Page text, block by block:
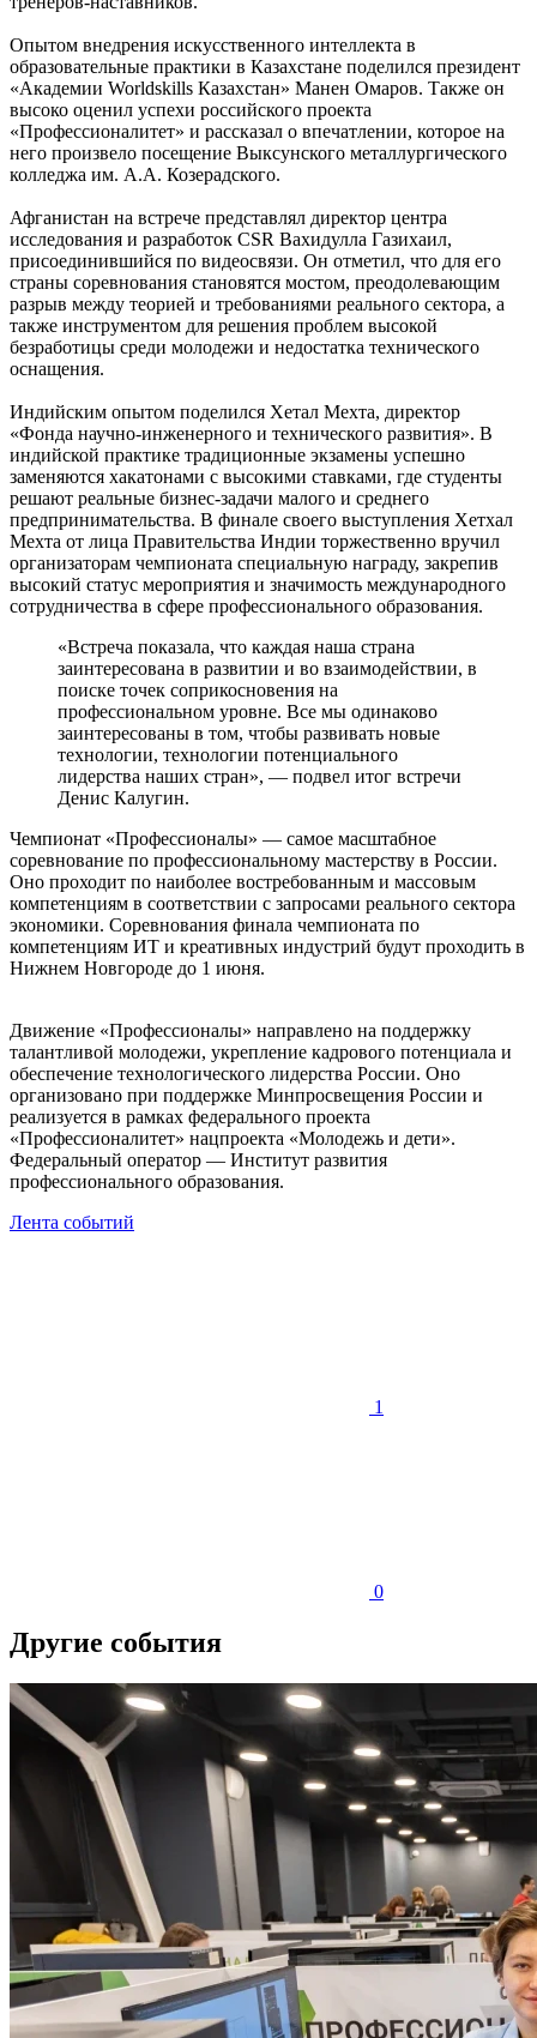
Опытом внедрения искусственного интеллекта в
образовательные практики в Казахстане поделился президент
«Академии Worldskills Казахстан» Манен Омаров. Также он
высоко оценил успехи российского проекта
«Профессионалитет» и рассказал о впечатлении, которое на
него произвело посещение Выксунского металлургического
колледжа им. А.А. Козерадского.
Афганистан на встрече представлял директор центра
исследования и разработок CSR Вахидулла Газихаил,
присоединившийся по видеосвязи. Он отметил, что для его
страны соревнования становятся мостом, преодолевающим
разрыв между теорией и требованиями реального сектора, а
также инструментом для решения проблем высокой
безработицы среди молодежи и недостатка технического
оснащения.
Индийским опытом поделился Хетал Мехта, директор
«Фонда научно-инженерного и технического развития». В
индийской практике традиционные экзамены успешно
заменяются хакатонами с высокими ставками, где студенты
решают реальные бизнес-задачи малого и среднего
предпринимательства. В финале своего выступления Хетхал
Мехта от лица Правительства Индии торжественно вручил
организаторам чемпионата специальную награду, закрепив
высокий статус мероприятия и значимость международного
сотрудничества в сфере профессионального образования.
«Встреча показала, что каждая наша страна
заинтересована в развитии и во взаимодействии, в
поиске точек соприкосновения на
профессиональном уровне. Все мы одинаково
заинтересованы в том, чтобы развивать новые
технологии, технологии потенциального
лидерства наших стран», — подвел итог встречи
Денис Калугин.
Чемпионат «Профессионалы» — самое масштабное
соревнование по профессиональному мастерству в России.
Оно проходит по наиболее востребованным и массовым
компетенциям в соответствии с запросами реального сектора
экономики. Соревнования финала чемпионата по
компетенциям ИТ и креативных индустрий будут проходить в
Нижнем Новгороде до 1 июня.
Движение «Профессионалы» направлено на поддержку
талантливой молодежи, укрепление кадрового потенциала и
обеспечение технологического лидерства России. Оно
организовано при поддержке Минпросвещения России и
реализуется в рамках федерального проекта
«Профессионалитет» нацпроекта «Молодежь и дети».
Федеральный оператор — Институт развития
профессионального образования.
Лента событий
1
0
Другие события